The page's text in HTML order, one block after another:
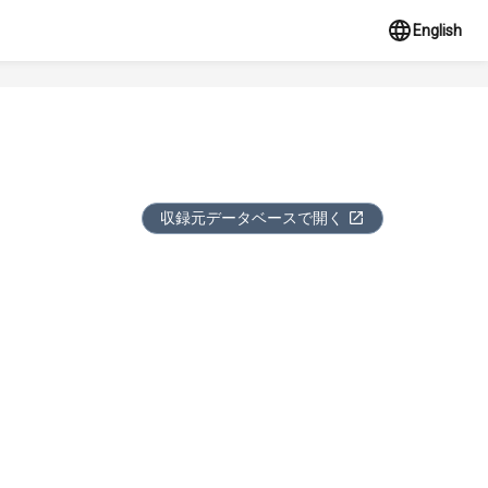
English
収録元データベースで開く